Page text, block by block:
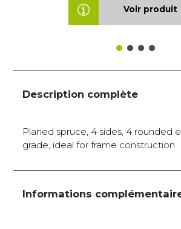
Voir produit
Description complète
Planed spruce, 4 sides, 4 rounded
grade, ideal for frame construction
Informations